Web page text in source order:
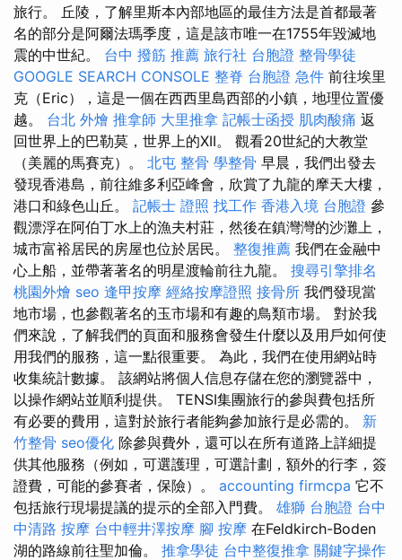
旅行。 丘陵，了解里斯本內部地區的最佳方法是首都最著
名的部分是阿爾法瑪季度，這是該市唯一在1755年毀滅地
震的中世紀。 台中 撥筋 推薦 旅行社 台胞證 整骨學徒
GOOGLE SEARCH CONSOLE 整脊 台胞證 急件 前往埃里
克（Eric），這是一個在西西里島西部的小鎮，地理位置優
越。 台北 外燴 推拿師 大里推拿 記帳士函授 肌肉酸痛 返
回世界上的巴勒莫，世界上的XII。 觀看20世紀的大教堂
（美麗的馬賽克）。 北屯 整骨 學整骨 早晨，我們出發去
發現香港島，前往維多利亞峰會，欣賞了九龍的摩天大樓，
港口和綠色山丘。 記帳士 證照 找工作 香港入境 台胞證 參
觀漂浮在阿伯丁水上的漁夫村莊，然後在鎮灣灣的沙灘上，
城市富裕居民的房屋也位於居民。 整復推薦 我們在金融中
心上船，並帶著著名的明星渡輪前往九龍。 搜尋引擎排名
桃園外燴 seo 逢甲按摩 經絡按摩證照 接骨所 我們發現當
地市場，也參觀著名的玉市場和有趣的鳥類市場。 對於我
們來說，了解我們的頁面和服務會發生什麼以及用戶如何使
用我們的服務，這一點很重要。 為此，我們在使用網站時
收集統計數據。 該網站將個人信息存儲在您的瀏覽器中，
以操作網站並順利提供。 TENSI集團旅行的參與費包括所
有必要的費用，這對於旅行者能夠參加旅行是必需的。 新
竹整骨 seo優化 除參與費外，還可以在所有道路上詳細提
供其他服務（例如，可選護理，可選計劃，額外的行李，簽
證費，可能的參賽者，保險）。 accounting firmcpa 它不
包括旅行現場提議的提示的全部入門費。 雄獅 台胞證 台中
中清路 按摩 台中輕井澤按摩 腳 按摩 在Feldkirch-Boden
湖的路線前往聖加倫。 推拿學徒 台中整復推拿 關鍵字操作